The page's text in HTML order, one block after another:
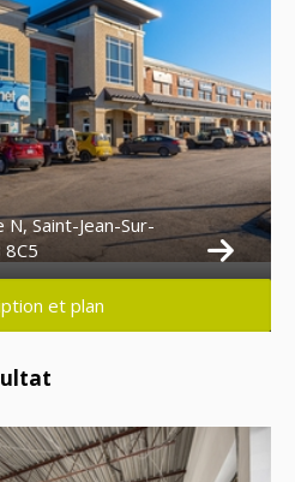
Saint-Jean-Sur-
8C5
et plan